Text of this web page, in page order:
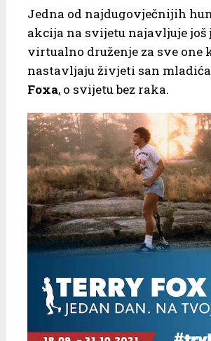
Jedna od najdugovječnijih
akcija na svijetu najavljuje još
virtualno druženje za sve one
nastavljaju živjeti san mladića
Foxa, o svijetu bez raka.